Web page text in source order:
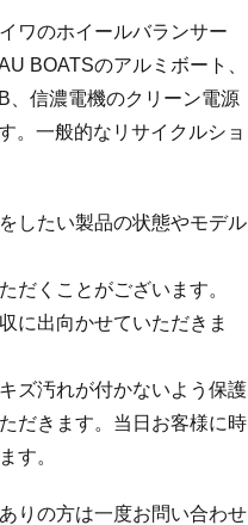
ワのホイールバランサー
BOATSのアルミボート、
、信濃電機のクリーン電源
。一般的なリサイクルショ
したい製品の状態やモデル
だくことがございます。
に出向かせていただきま
ズ汚れが付かないよう保護
だきます。当日お客様に時
す。
りの方は一度お問い合わせ